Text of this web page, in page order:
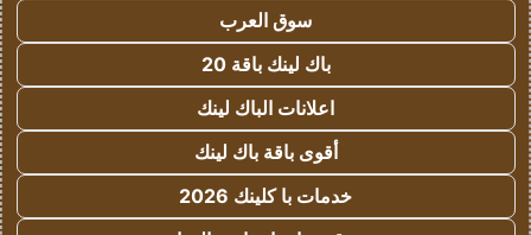
سوق العرب
باك لينك باقة 20
اعلانات الباك لينك
أقوى باقة باك لينك
خدمات با كلينك 2026